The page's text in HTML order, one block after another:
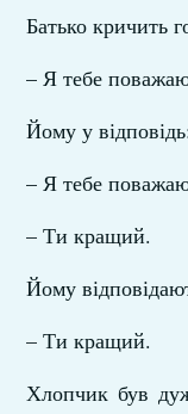
Батько кричить
– Я тебе
Йому у
– Я тебе
– Ти кращий.
Йому
– Ти кращий.
Хлопчик був